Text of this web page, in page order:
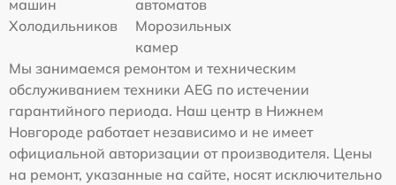
машин
автоматов
Холодильников
Морозильных
камер
Мы занимаемся ремонтом и техническим
обслуживанием техники AEG по истечении
гарантийного периода. Наш центр в Нижнем
Новгороде работает независимо и не имеет
официальной авторизации от производителя. Цены
на ремонт, указанные на сайте, носят исключительно